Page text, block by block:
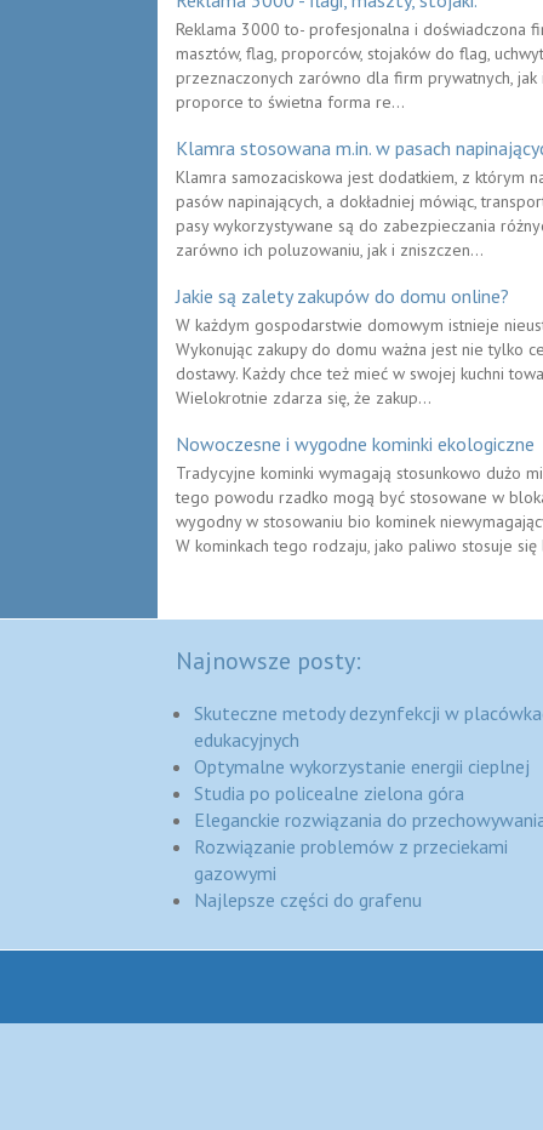
Reklama 3000 to- profesjonalna i doświadczona
masztów, flag, proporców, stojaków do flag,
przeznaczonych zarówno dla firm prywatnych,
proporce to świetna forma re...
Klamra stosowana m.in. w pasach
Klamra samozaciskowa jest dodatkiem, z którym
pasów napinających, a dokładniej mówiąc,
pasy wykorzystywane są do zabezpieczania
zarówno ich poluzowaniu, jak i zniszczen...
Jakie są zalety zakupów do domu online?
W każdym gospodarstwie domowym istnieje
Wykonując zakupy do domu ważna jest nie tylko
dostawy. Każdy chce też mieć w swojej kuchni
Wielokrotnie zdarza się, że zakup...
Nowoczesne i wygodne kominki ekologiczne
Tradycyjne kominki wymagają stosunkowo dużo
tego powodu rzadko mogą być stosowane w
wygodny w stosowaniu bio kominek
W kominkach tego rodzaju, jako paliwo stosuje
Najnowsze posty:
Skuteczne metody dezynfekcji w
edukacyjnych
Optymalne wykorzystanie energii cieplnej
Studia po policealne zielona góra
Eleganckie rozwiązania do
Rozwiązanie problemów z przeciekami
gazowymi
Najlepsze części do grafenu